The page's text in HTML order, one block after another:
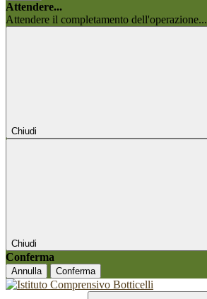
Attendere...
Attendere il completamento dell'operazione...
Chiudi
Chiudi
Conferma
Annulla Conferma